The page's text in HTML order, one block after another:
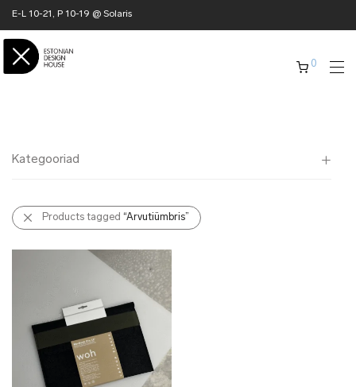
E-L 10-21, P 10-19 @ Solaris
0
Kategooriad
Kõik
✖ KODU
✖ RÕIVAD
✖ ONLY @ EDH
✖ MUU
✖ LÕPUMÜÜK
✖ DISAINERID
Products tagged “Arvutiümbris”